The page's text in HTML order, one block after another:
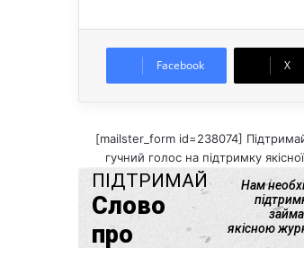
Facebook X
[mailster_form id=238074]
гучний голос на підтримку